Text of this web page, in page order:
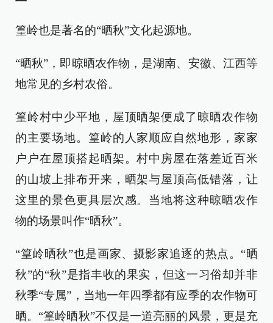
篁岭也是著名的“晒秋”文化起源地。
“晒秋”，即晾晒农作物，是湖南、安徽、江西等
地常见的乡村农俗。
篁岭村中少平地，屋顶晒架便成了晾晒农作物
的主要场地。篁岭的人家顺应自然地形，家家
户户在屋顶搭起晒架。村中房屋在落差近百米
的山坡上排布开来，晒架与屋顶高低错落，让
这里的景色更具层次感。当地将这种晾晒农作
物的场景叫作“晒秋”。
“篁岭晒秋”也是画家、摄影家追逐的热点。“晒
秋”的“秋”是指丰收的果实，但这一习俗却并非
秋季“专属”，当地一年四季都有应季的农作物可
晒。“篁岭晒秋”不仅是一道亮丽的风景，更是充